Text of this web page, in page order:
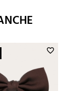
favorite_border